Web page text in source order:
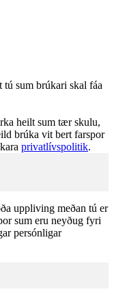
sum brúkari skal fáa
heilt sum tær skulu,
brúka vit bert farspor
privatlívspolitik.
uppliving meðan tú er
sum eru neyðug fyri
persónligar